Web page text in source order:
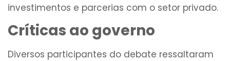
investimentos e parcerias com o setor privado.
Críticas ao governo
Diversos participantes do debate ressaltaram